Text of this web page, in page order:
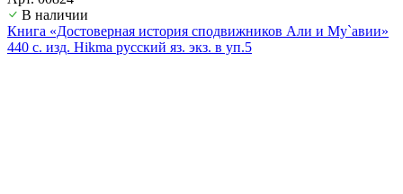
В наличии
Книга «Достоверная история сподвижников Али и Му`авии»
440 с. изд. Hikma русский яз. экз. в уп.5